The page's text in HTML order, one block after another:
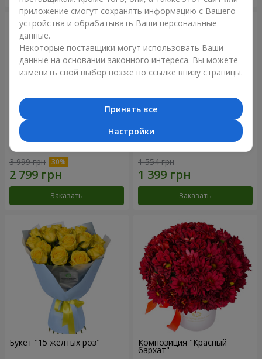
Букет "Крещатик"
3 999 грн
Заказать
Букет "Мы и лето"
1 554 грн
Заказать
Букет "15 желтых роз" Композиция "Красный
бархат"
приложение смогут сохранять информацию с Вашего
устройства и обрабатывать Ваши персональные
данные.
Некоторые поставщики могут использовать Ваши
данные на основании законного интереса. Вы можете
изменить свой выбор позже по ссылке внизу страницы.
Принять все
Настройки